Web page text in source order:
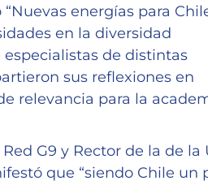
energías para
en la diversidad
especialistas de distintas
sus reflexiones en
relevancia para la
G9 y Rector de la de
que “siendo Chile